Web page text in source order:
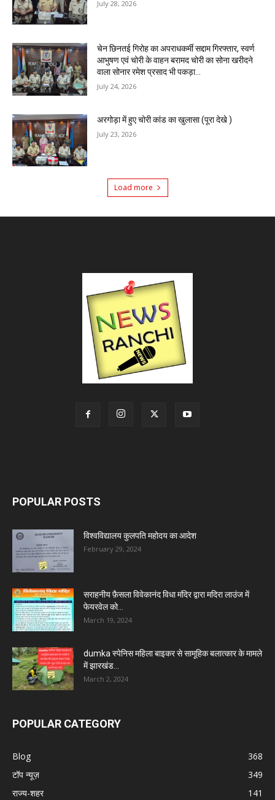
July 28, 2026
चेन छिनतई गिरोह का अपराधकर्मी सद्दाम गिरफ्तार, स्वर्ण
आभुषण एवं चोरी के वाहन बरामद चोरी का सोना खरीदने
वाला सोनार रमेश प्रसाद भी पकड़ा...
July 24, 2026
अरगोड़ा में हुए चोरी कांड का खुलासा (पूरा देखे )
July 23, 2026
Load more
POPULAR POSTS
विश्वविद्यालय कुलपति महोदय का आदेश
February 29, 2024
सराहनीय फ़ैसला विवेकानंद विधा मंदिर द्वारा मदिरा लाउंज में
फेयरवेल को...
March 19, 2024
dumka स्पेनिस महिला बाइकर से सामूहिक बलात्कार के मामले
में झारखंड...
March 2, 2024
POPULAR CATEGORY
Blog
368
टॉप न्यूज़
349
राज्य-शहर
141